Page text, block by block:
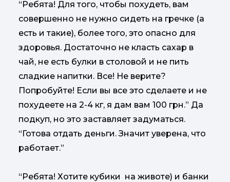
“Ребята! Для того, чтобы похудеть, вам
совершенно не нужно сидеть на гречке (а
есть и такие), более того, это опасно для
здоровья. Достаточно не класть сахар в
чай, не есть булки в столовой и не пить
сладкие напитки. Все! Не верите?
Попробуйте! Если вы все это сделаете и не
похудеете на 2-4 кг, я дам вам 100 грн.” Да
подкуп, но это заставляет задуматься.
“Готова отдать деньги. Значит уверена, что
работает.”
“Ребята! Хотите кубики на животе) и банки